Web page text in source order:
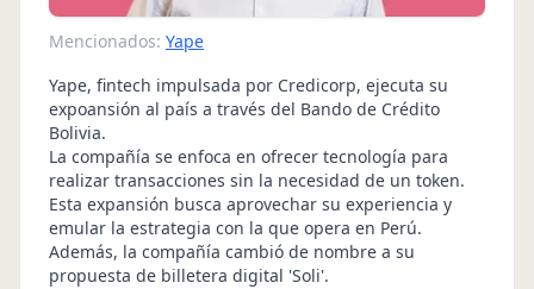
Mencionados: Yape
Yape, fintech impulsada por Credicorp, ejecuta su
expoansión al país a través del Bando de Crédito
Bolivia.
La compañía se enfoca en ofrecer tecnología para
realizar transacciones sin la necesidad de un token.
Esta expansión busca aprovechar su experiencia y
emular la estrategia con la que opera en Perú.
Además, la compañía cambió de nombre a su
propuesta de billetera digital 'Soli'.